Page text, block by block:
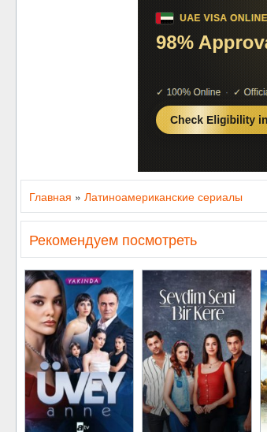
Главная » Латиноамериканские сериалы
Рекомендуем посмотреть